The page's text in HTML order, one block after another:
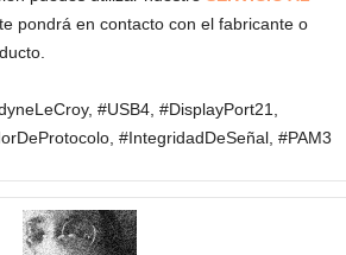
pondrá en contacto con el fabricante o
#USB4, #DisplayPort21,
#IntegridadDeSeñal, #PAM3